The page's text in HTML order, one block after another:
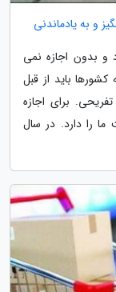
و به یادماندنی
و بدون اجازه نمی
باید از قبل
برای اجازه
را دارد. در سال